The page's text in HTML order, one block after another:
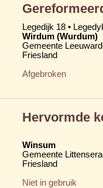
Legedijk 18 •
Wirdum (Wurdum)
Gemeente
Friesland
Afgebroken
Hervormde
Winsum
Gemeente
Friesland
Niet in gebruik